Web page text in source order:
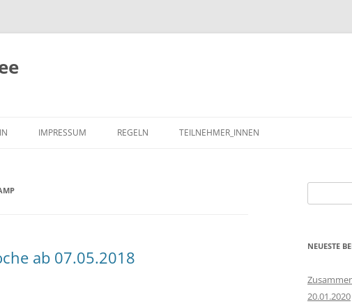
IMPRESSUM REGELN TEILNEHMER_INNEN
ab 07.05.2018
nach:
NEUESTE
20.01.2020